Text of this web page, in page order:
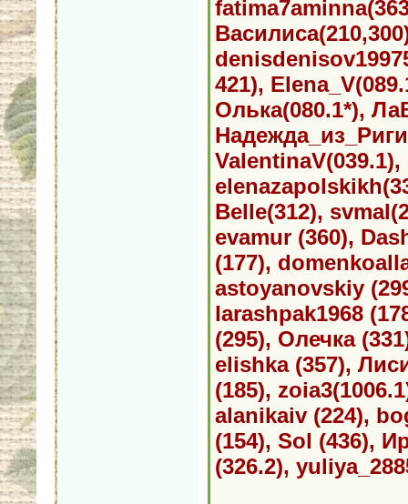
421),
Олька(080.1*),
Belle(312),
evamur (360),
(177),
astoyanovskiy
larashpak1968
(295), Олечка
elishka (357),
(185),
alanikaiv (224),
(154), Sol (436),
(326.2),